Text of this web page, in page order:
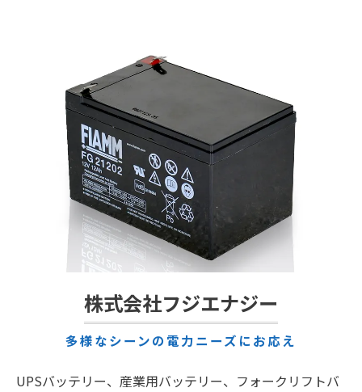
株式会社フジエナジー
多様なシーンの電力ニーズにお応え
UPSバッテリー、産業用バッテリー、フォークリフトバ